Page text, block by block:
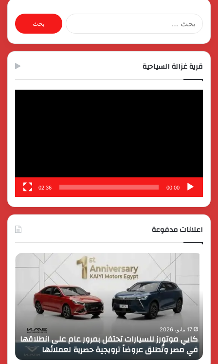
البحث
عن:
قرية غزالة السياحية
00:00
02:36
اعلانات مدفوعة
للسيارات
بمرور
انطلاقها
في
مصر
وتُطلق
17 مايو، 2026
كايي موتورز للسيارات تحتفل بمرور عام على انطلاقها
في مصر وتُطلق عروضاً ترويجية حصرية لعملائها
إطلاق